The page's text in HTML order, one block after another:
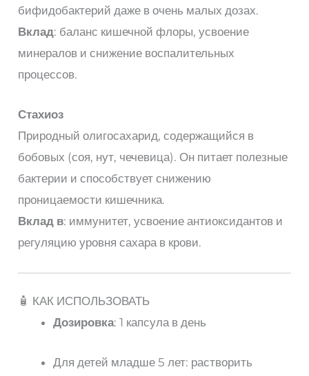
бифидобактерий даже в очень малых дозах.
Вклад: баланс кишечной флоры, усвоение
минералов и снижение воспалительных
процессов.
Стахиоз
Природный олигосахарид, содержащийся в
бобовых (соя, нут, чечевица). Он питает полезные
бактерии и способствует снижению
проницаемости кишечника.
Вклад в: иммунитет, усвоение антиоксидантов и
регуляцию уровня сахара в крови.
🧴 КАК ИСПОЛЬЗОВАТЬ
Дозировка: 1 капсула в день
Для детей младше 5 лет: растворить